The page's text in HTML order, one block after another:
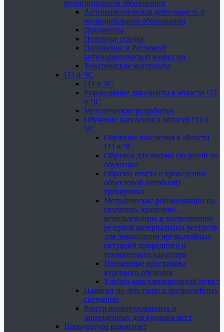
муниципальном образовании
Антинаркотическая деятельность в
муниципальном образовании
Документы
Полезные ссылки
Положение и Регламент
антинаркотической комиссии
Тематические материалы
ГО и ЧС
ГО и ЧС
Руководящие документы в области ГО
и ЧС
Методические разработки
Обучение населения в области ГО и
ЧС
Обучение населения в области
ГО и ЧС
Образцы для подачи сведений по
обучению
Образец отчёта о проведении
объектовой (штабной)
тренировки
Методические рекомендации по
созданию, хранению ,
использованию и восполнению
резервов материальных ресурсов
для ликвидации чрезвычайных
ситуаций природного и
техногенного характера
Примерные программы
курсового обучения
Учебно-консультационный пункт
Памятки по действию в чрезвычайных
ситуациях
Реестр необорудованных и
запрещенных для купания мест
Прокуратура разъясняет